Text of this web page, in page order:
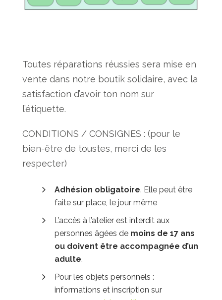
Toutes réparations réussies sera mise en
vente dans notre boutik solidaire, avec la
satisfaction d’avoir ton nom sur
l’étiquette.
CONDITIONS / CONSIGNES : (pour le
bien-être de toustes, merci de les
respecter)
Adhésion obligatoire. Elle peut être
faite sur place, le jour même
L’accès à l’atelier est interdit aux
personnes âgées de moins de 17 ans
ou doivent être accompagnée d’un
adulte.
Pour les objets personnels :
informations et inscription sur